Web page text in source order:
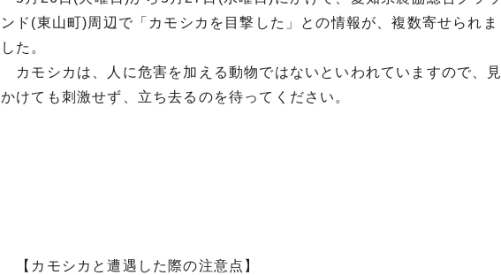
ンド(東山町)周辺で「カモシカを目撃した」との情報が、複数寄せられま
した。
カモシカは、人に危害を加える動物ではないといわれていますので、見
かけても刺激せず、立ち去るのを待ってください。
【カモシカと遭遇した際の注意点】